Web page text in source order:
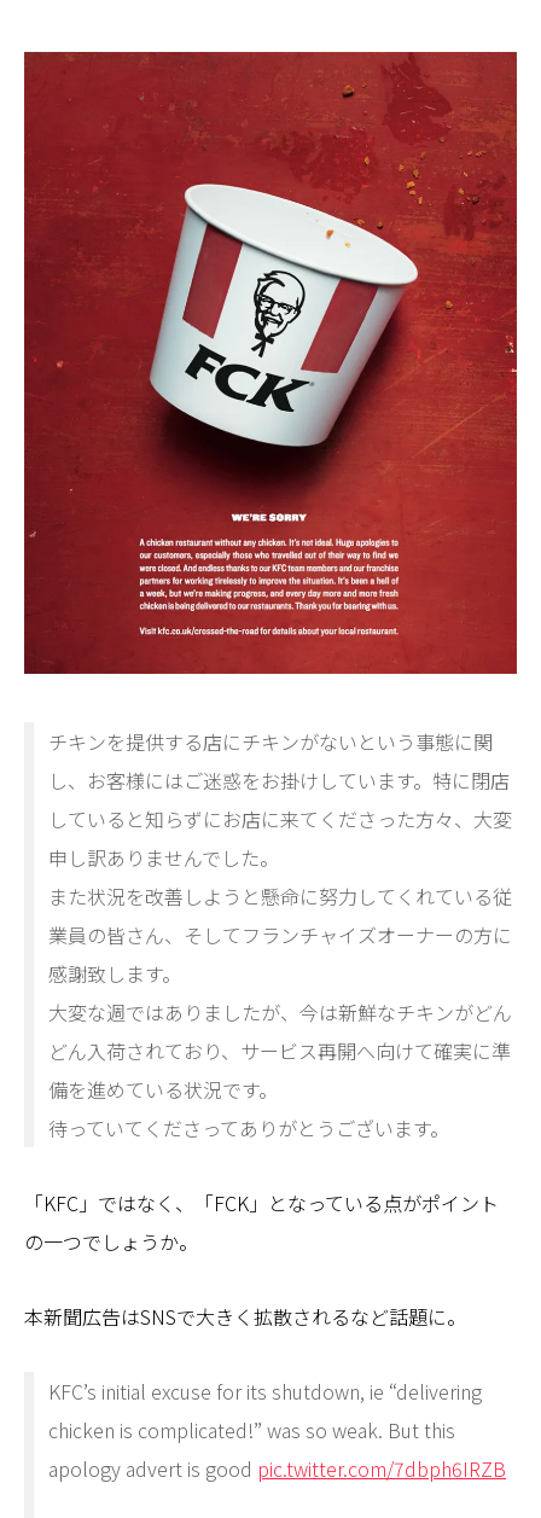
チキンを提供する店にチキンがないという事態に関
し、お客様にはご迷惑をお掛けしています。特に閉店
していると知らずにお店に来てくださった方々、大変
申し訳ありませんでした。
また状況を改善しようと懸命に努力してくれている従
業員の皆さん、そしてフランチャイズオーナーの方に
感謝致します。
大変な週ではありましたが、今は新鮮なチキンがどん
どん入荷されており、サービス再開へ向けて確実に準
備を進めている状況です。
待っていてくださってありがとうございます。
「KFC」ではなく、「FCK」となっている点がポイント
の一つでしょうか。
本新聞広告はSNSで大きく拡散されるなど話題に。
KFC’s initial excuse for its shutdown, ie “delivering
chicken is complicated!” was so weak. But this
apology advert is good pic.twitter.com/7dbph6IRZB